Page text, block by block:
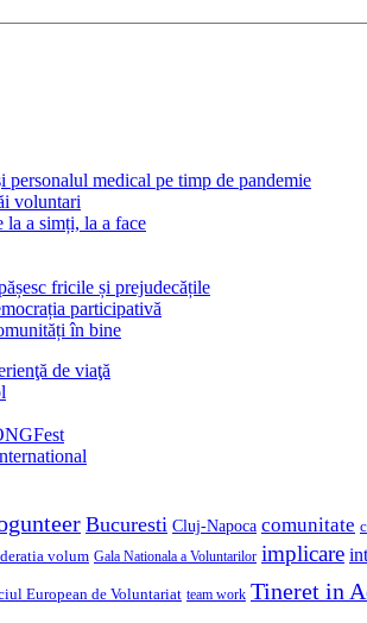
medical pe timp de pandemie
voluntari
la a simți, la a face
fricile și prejudecățile
participativă
în bine
de viaţă
Bucuresti Cluj-Napoca comunitate
volum Gala Nationala a Voluntarilor implicare
European de Voluntariat team work Tineret in